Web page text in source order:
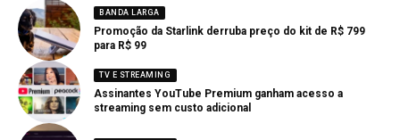
BANDA LARGA
Promoção da Starlink derruba preço do kit de R$ 799
para R$ 99
TV E STREAMING
Assinantes YouTube Premium ganham acesso a
streaming sem custo adicional